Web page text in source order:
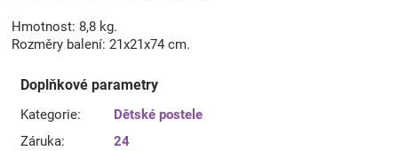
Hmotnost: 8,8 kg.
Rozměry balení: 21x21x74 cm.
Doplňkové parametry
Kategorie:
Dětské postele
Záruka:
24